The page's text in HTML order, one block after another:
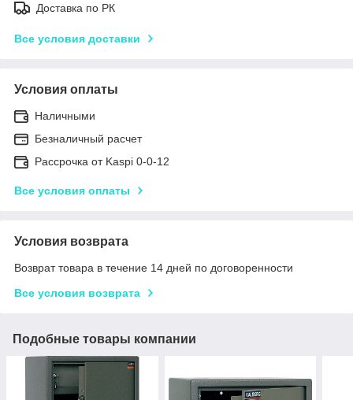
Доставка по РК
Все условия доставки
Условия оплаты
Наличными
Безналичный расчет
Рассрочка от Kaspi 0-0-12
Все условия оплаты
Условия возврата
Возврат товара в течение 14 дней по договоренности
Все условия возврата
Подобные товары компании